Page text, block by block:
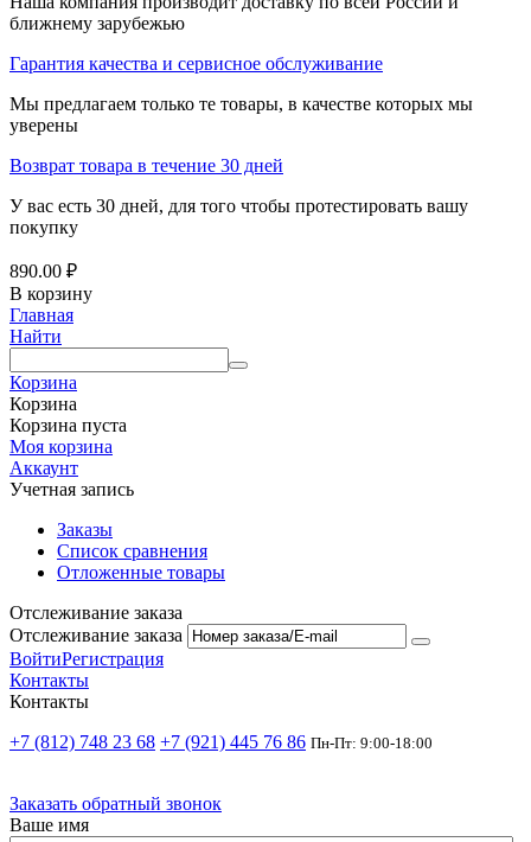
ближнему зарубежью
Гарантия качества и сервисное обслуживание
Мы предлагаем только те товары, в качестве которых мы
уверены
Возврат товара в течение 30 дней
У вас есть 30 дней, для того чтобы протестировать вашу
покупку
890.00 ₽
В корзину
Главная
Найти
Корзина
Корзина
Корзина пуста
Моя корзина
Аккаунт
Учетная запись
Заказы
Список сравнения
Отложенные товары
Отслеживание заказа
Отслеживание заказа
ВойтиРегистрация
Контакты
Контакты
+7 (812) 748 23 68 +7 (921) 445 76 86 Пн-Пт: 9:00-18:00
Заказать обратный звонок
Ваше имя